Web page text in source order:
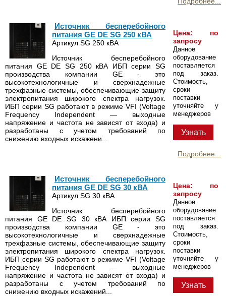
Цена: по
запросу
Данное
оборудование
поставляется
под заказ.
Стоимость,
сроки
поставки
уточняйте у
менеджеров
Узнать
Источник бесперебойного
питания GE DE SG 250 кВА
Артикул SG 250 кВА
Источник бесперебойного
питания GE DE SG 250 кВА ИБП серии SG
производства компании GE - это
высокотехнологичные и сверхнадежные
трехфазные системы, обеспечивающие защиту
электропитания широкого спектра нагрузок.
ИБП серии SG работают в режиме VFI (Voltage
Frequency Independent — выходные
напряжение и частота не зависят от входа) и
разработаны с учетом требований по
снижению входных искажени...
Подробнее...
Цена: по
запросу
Данное
оборудование
поставляется
под заказ.
Стоимость,
сроки
поставки
уточняйте у
менеджеров
Узнать
Источник бесперебойного
питания GE DE SG 30 кВА
Артикул SG 30 кВА
Источник бесперебойного
питания GE DE SG 30 кВА ИБП серии SG
производства компании GE - это
высокотехнологичные и сверхнадежные
трехфазные системы, обеспечивающие защиту
электропитания широкого спектра нагрузок.
ИБП серии SG работают в режиме VFI (Voltage
Frequency Independent — выходные
напряжение и частота не зависят от входа) и
разработаны с учетом требований по
снижению входных искажений...